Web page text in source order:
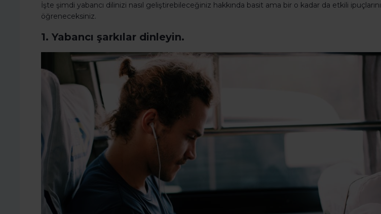
İşte şimdi yabancı dilinizi nasıl geliştirebileceğiniz hakkında basit ama bir o kadar da etkili ipuçlarını
öğreneceksiniz.
1. Yabancı şarkılar dinleyin.